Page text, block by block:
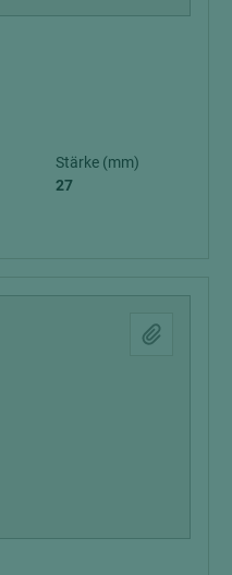
Stärke (mm)
27